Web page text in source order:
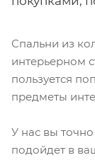
Спальни из
интерьерном
пользуется
предметы
У нас вы
подойдет в